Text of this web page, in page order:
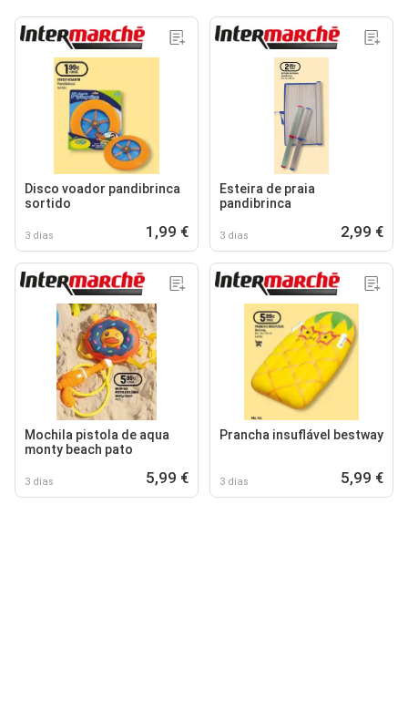
Disco voador pandibrinca
sortido
3 dias 1,99 €
Esteira de praia
pandibrinca
3 dias 2,99 €
Mochila pistola de aqua
monty beach pato
3 dias 5,99 €
Prancha insuflável bestway
3 dias 5,99 €